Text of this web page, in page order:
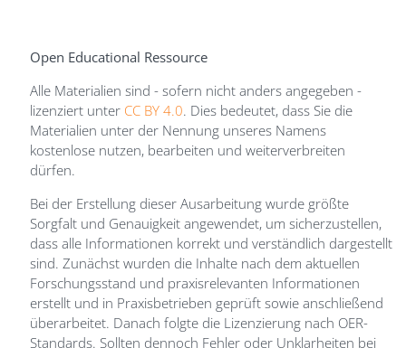
Open Educational Ressource
Alle Materialien sind - sofern nicht anders angegeben -
lizenziert unter CC BY 4.0. Dies bedeutet, dass Sie die
Materialien unter der Nennung unseres Namens
kostenlose nutzen, bearbeiten und weiterverbreiten
dürfen.
Bei der Erstellung dieser Ausarbeitung wurde größte
Sorgfalt und Genauigkeit angewendet, um sicherzustellen,
dass alle Informationen korrekt und verständlich dargestellt
sind. Zunächst wurden die Inhalte nach dem aktuellen
Forschungsstand und praxisrelevanten Informationen
erstellt und in Praxisbetrieben geprüft sowie anschließend
überarbeitet. Danach folgte die Lizenzierung nach OER-
Standards. Sollten dennoch Fehler oder Unklarheiten bei